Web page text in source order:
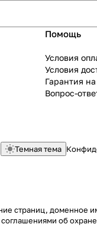
Помощь
Условия
Условия
Гарантия
Вопрос-
Темная тема
страниц, доменное
об охране